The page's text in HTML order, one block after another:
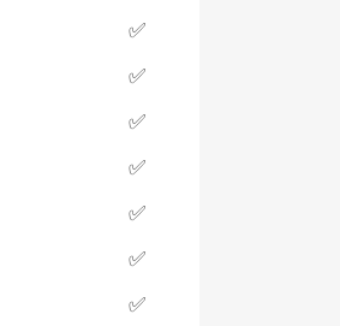
✅
✅
✅
✅
✅
✅
✅